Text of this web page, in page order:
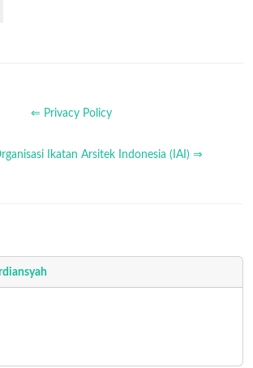
⇐ Privacy Policy
Ikatan Arsitek Indonesia (IAI) ⇒